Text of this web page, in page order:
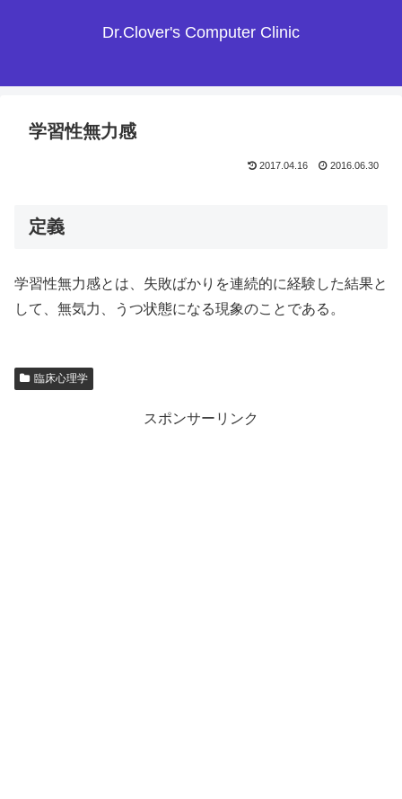
Dr.Clover's Computer Clinic
学習性無力感
2017.04.16 2016.06.30
定義
学習性無力感とは、失敗ばかりを連続的に経験した結果と
して、無気力、うつ状態になる現象のことである。
臨床心理学
スポンサーリンク